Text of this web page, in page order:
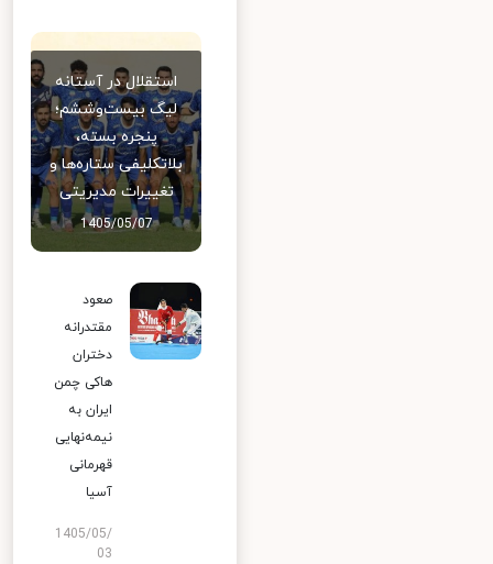
استقلال در آستانه
لیگ بیست‌وششم؛
پنجره بسته،
بلاتکلیفی ستاره‌ها و
تغییرات مدیریتی
1405/05/07
صعود
مقتدرانه
دختران
هاکی چمن
ایران به
نیمه‌نهایی
قهرمانی
آسیا
1405/05/
03